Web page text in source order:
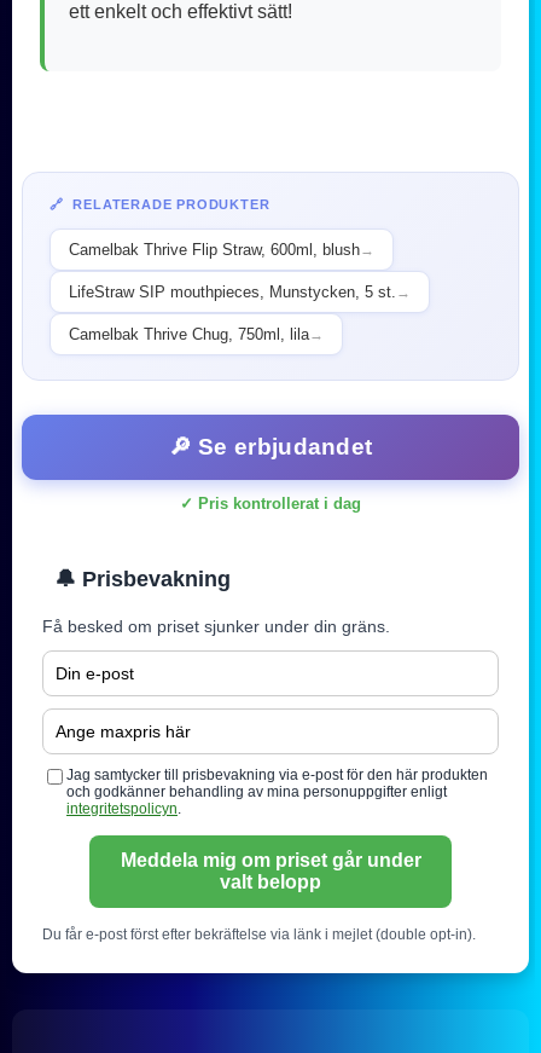
ett enkelt och effektivt sätt!
🔗 RELATERADE PRODUKTER
Camelbak Thrive Flip Straw, 600ml, blush→
LifeStraw SIP mouthpieces, Munstycken, 5 st. →
Camelbak Thrive Chug, 750ml, lila→
🔎 Se erbjudandet
✓ Pris kontrollerat i dag
🔔 Prisbevakning
Få besked om priset sjunker under din gräns.
Jag samtycker till prisbevakning via e-post för den här produkten
och godkänner behandling av mina personuppgifter enligt
integritetspolicyn.
Meddela mig om priset går under
valt belopp
Du får e-post först efter bekräftelse via länk i mejlet (double opt-in).